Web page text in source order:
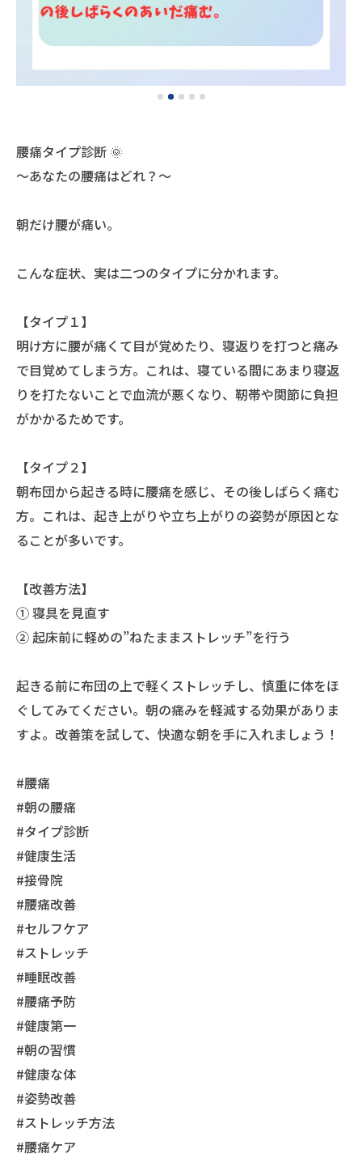
腰痛タイプ診断 🌞
～あなたの腰痛はどれ？～
朝だけ腰が痛い。
こんな症状、実は二つのタイプに分かれます。
【タイプ１】
明け方に腰が痛くて目が覚めたり、寝返りを打つと痛み
で目覚めてしまう方。これは、寝ている間にあまり寝返
りを打たないことで血流が悪くなり、靭帯や関節に負担
がかかるためです。
【タイプ２】
朝布団から起きる時に腰痛を感じ、その後しばらく痛む
方。これは、起き上がりや立ち上がりの姿勢が原因とな
ることが多いです。
【改善方法】
➀ 寝具を見直す
➁ 起床前に軽めの”ねたままストレッチ”を行う
起きる前に布団の上で軽くストレッチし、慎重に体をほ
ぐしてみてください。朝の痛みを軽減する効果がありま
すよ。改善策を試して、快適な朝を手に入れましょう！
#腰痛
#朝の腰痛
#タイプ診断
#健康生活
#接骨院
#腰痛改善
#セルフケア
#ストレッチ
#睡眠改善
#腰痛予防
#健康第一
#朝の習慣
#健康な体
#姿勢改善
#ストレッチ方法
#腰痛ケア